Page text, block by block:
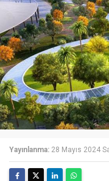
Yayınlanma: 28 Mayıs 2024